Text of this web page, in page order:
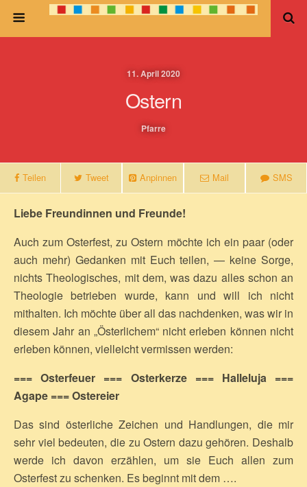
11. April 2020
Ostern
Pfarre
Teilen Tweet Anpinnen Mail SMS
Liebe Freundinnen und Freunde!
Auch zum Osterfest, zu Ostern möchte ich ein paar (oder
auch mehr) Gedanken mit Euch teilen, — keine Sorge,
nichts Theologisches, mit dem, was dazu alles schon an
Theologie betrieben wurde, kann und will ich nicht
mithalten. Ich möchte über all das nachdenken, was wir in
diesem Jahr an „Österlichem“ nicht erleben können nicht
erleben können, vielleicht vermissen werden:
=== Osterfeuer === Osterkerze === Halleluja ===
Agape === Ostereier
Das sind österliche Zeichen und Handlungen, die mir
sehr viel bedeuten, die zu Ostern dazu gehören. Deshalb
werde ich davon erzählen, um sie Euch allen zum
Osterfest zu schenken. Es beginnt mit dem ….